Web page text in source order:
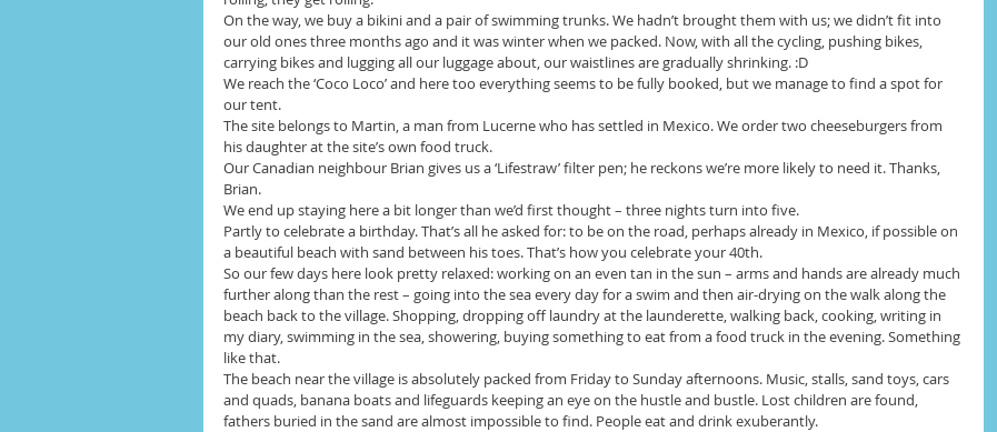
On the way, we buy a bikini and a pair of swimming trunks. We hadn’t brought them with us; we didn’t fit into
our old ones three months ago and it was winter when we packed. Now, with all the cycling, pushing bikes,
carrying bikes and lugging all our luggage about, our waistlines are gradually shrinking. :D
We reach the ‘Coco Loco’ and here too everything seems to be fully booked, but we manage to find a spot for
our tent.
The site belongs to Martin, a man from Lucerne who has settled in Mexico. We order two cheeseburgers from
his daughter at the site’s own food truck.
Our Canadian neighbour Brian gives us a ‘Lifestraw’ filter pen; he reckons we’re more likely to need it. Thanks,
Brian.
We end up staying here a bit longer than we’d first thought – three nights turn into five.
Partly to celebrate a birthday. That’s all he asked for: to be on the road, perhaps already in Mexico, if possible on
a beautiful beach with sand between his toes. That’s how you celebrate your 40th.
So our few days here look pretty relaxed: working on an even tan in the sun – arms and hands are already much
further along than the rest – going into the sea every day for a swim and then air-drying on the walk along the
beach back to the village. Shopping, dropping off laundry at the launderette, walking back, cooking, writing in
my diary, swimming in the sea, showering, buying something to eat from a food truck in the evening. Something
like that.
The beach near the village is absolutely packed from Friday to Sunday afternoons. Music, stalls, sand toys, cars
and quads, banana boats and lifeguards keeping an eye on the hustle and bustle. Lost children are found,
fathers buried in the sand are almost impossible to find. People eat and drink exuberantly.